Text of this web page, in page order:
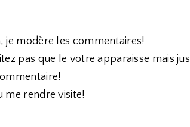
je modère les commentaires!
pas que le votre apparaisse mais
me rendre visite!